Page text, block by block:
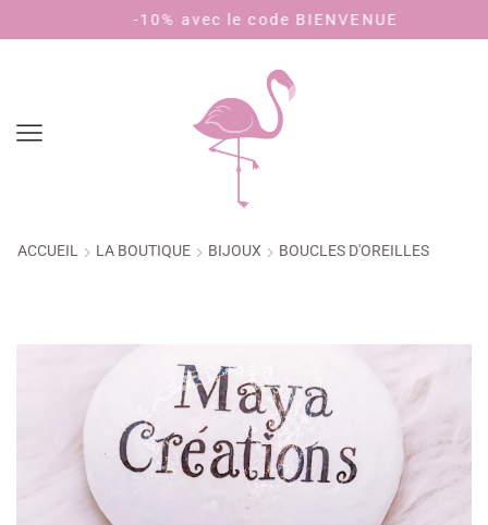
-10% avec le code BIENVENUE
ACCUEIL LA BOUTIQUE BIJOUX BOUCLES D'OREILLES